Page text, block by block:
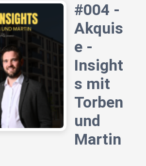
#004 -
Akquis
e -
Insight
s mit
Torben
und
Martin